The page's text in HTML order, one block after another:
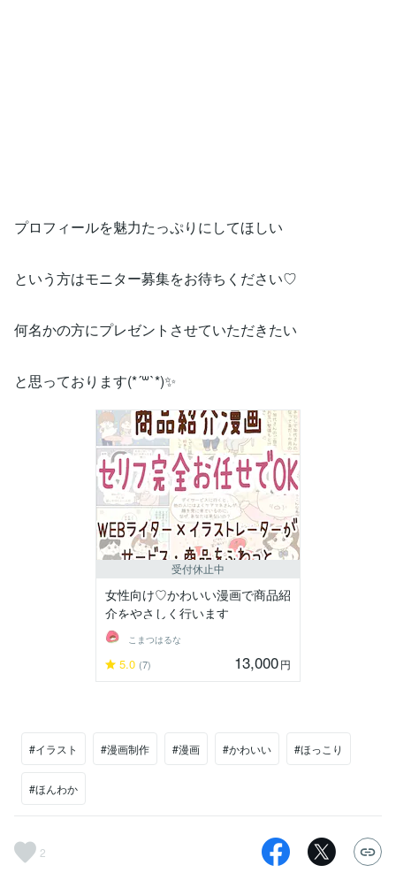
プロフィールを魅力たっぷりにしてほしい
という方はモニター募集をお待ちください♡
何名かの方にプレゼントさせていただきたい
と思っております(*´꒳`*)✨
受付休止中
女性向け♡かわいい漫画で商品紹
介をやさしく行います
こまつはるな
5.0 (7) 13,000円
#イラスト #漫画制作 #漫画 #かわいい #ほっこり
#ほんわか
2